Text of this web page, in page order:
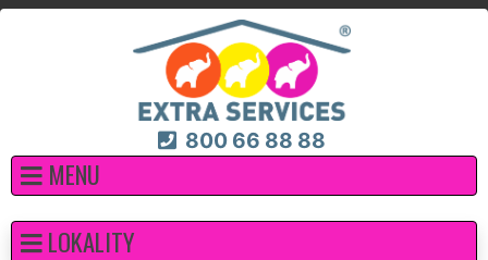
800 66 88 88
MENU
LOKALITY